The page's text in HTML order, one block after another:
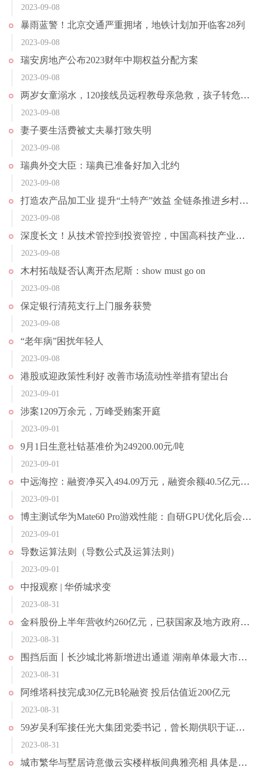
2023-09-08
暴雨蓝警！北京交通严重拥堵，地铁计划加开临客28列
2023-09-08
瑞安房地产公布2023财年中期权益分配方案
2023-09-08
两岁女童溺水，120接线员远程教母亲急救，孩子转危为安
2023-09-08
妻子要生活费被丈夫暴打致失明
2023-09-08
瑞典外交大臣：瑞典已准备好加入北约
2023-09-08
打造农产品加工业 提升“土特产”效益 全链条推进乡村特色产业
2023-09-08
深度长文！从技术管控到投资管控，中国高科技产业会更加孤立吗？
2023-09-08
木村拓哉疑否认离开杰尼斯：show must go on
2023-09-08
保定银行清苑支行上门服务获赞
2023-09-08
“老年病”困扰年轻人
2023-09-08
港股或迎政策性利好 改善市场流动性举措有望出台
2023-09-01
涉案1209万余元，万峰受贿案开庭
2023-09-01
9月1日生意社钴基准价为249200.00元/吨
2023-09-01
中远海控：融资净买入494.09万元，融资余额40.5亿元（08-31）
2023-09-01
博主测试华为Mate60 Pro游戏性能：自研GPU优化后会更好
2023-09-01
导数运算法则（导数公式及运算法则）
2023-09-01
中报观察 | 华侨城求变
2023-08-31
金科股份上半年营收约260亿元，已获国家及地方政府专项借款额度超37亿元
2023-08-31
围挡后面丨长沙城北将新增进出通道 湖南单体最大市政斜拉桥2024年底建成通车
2023-08-31
阿维塔科技完成30亿元B轮融资 投后估值近200亿元
2023-08-31
59岁吴利军接任光大集团党委书记，曾长期供职于证监系统
2023-08-31
城市繁华与墅居诗意傲云实楼样板间典雅亮相 具体是什么情况?